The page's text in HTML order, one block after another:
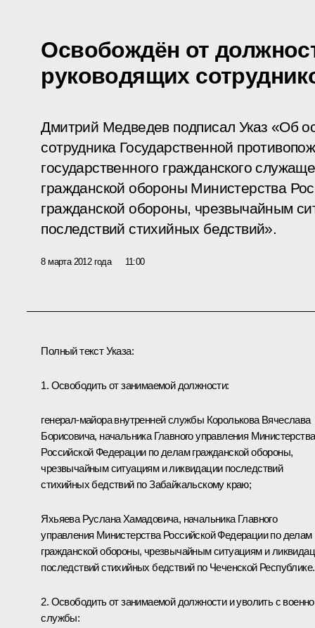
Освобождён от
руководящих
Дмитрий Медведев подписал Указ «Об
сотрудника Государственной
государственного гражданского
гражданской обороны Министерства
гражданской обороны, чрезвычайным
последствий стихийных бедствий».
8 марта 2012 года 11:00
Полный текст Указа:
1. Освободить от занимаемой должности:
генерал-майора внутренней службы Королькова Вячеслава
Борисовича, начальника Главного управления Министерства
Российской Федерации по делам гражданской обороны,
чрезвычайным ситуациям и ликвидации последствий
стихийных бедствий по Забайкальскому краю;
Яхьяева Руслана Хамадовича, начальника Главного
управления Министерства Российской Федерации по делам
гражданской обороны, чрезвычайным ситуациям и
последствий стихийных бедствий по Чеченской Республике.
2. Освободить от занимаемой должности и уволить с
службы: